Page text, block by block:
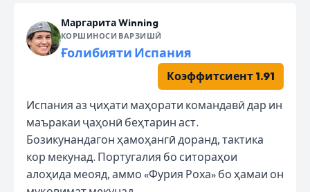
Маргарита Winning
КОРШИНОСИ ВАРЗИШӢ
Ғолибияти Испания
Коэффитсиент 1.91
Испания аз ҷиҳати маҳорати командавӣ дар ин
маъракаи ҷаҳонӣ беҳтарин аст.
Бозикунандагон ҳамоҳангӣ доранд, тактика
кор мекунад. Португалия бо ситораҳои
алоҳида меояд, аммо «Фурия Роха» бо ҳамаи он